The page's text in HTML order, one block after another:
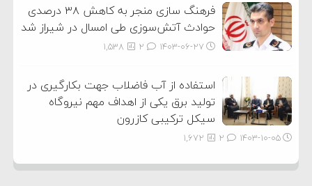
فرهنگ سازی منجر به کاهش ۳۸ درصدی
حوادث آتش‌سوزی طی امسال در شیراز شد
۱۴۰۳-۰۶-۲۷ 1,538
استفاده از آب فاضلاب جهت بکارگیری در
تولید برق یکی از اهداف مهم نیروگاه
سیکل ترکیبی کازرون
۱۴۰۳-۱۰-۰۵ 1,672